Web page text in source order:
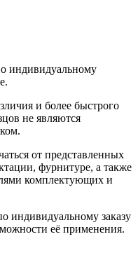
индивидуальному
и более быстрого
не являются
от представленных
фурнитуре, а также
комплектующих и
индивидуальному заказу
её применения.